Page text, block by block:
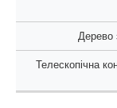
Дерево
Телескопічна